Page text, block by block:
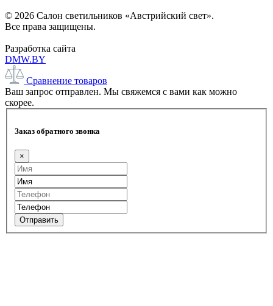
© 2026 Салон светильников «Австрийский свет».
Все права защищены.
Разработка сайта
DMW.BY
Сравнение товаров
Ваш запрос отправлен. Мы свяжемся с вами как можно
скорее.
Заказ обратного звонка
×
Отправить